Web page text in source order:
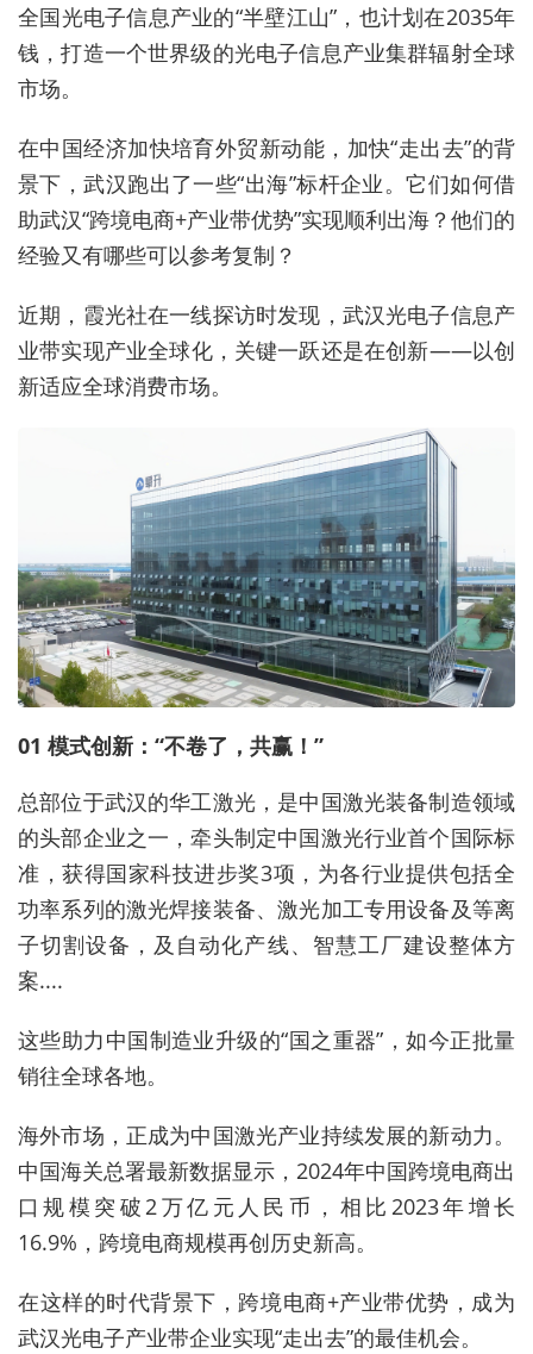
全国光电子信息产业的“半壁江山”，也计划在2035年
钱，打造一个世界级的光电子信息产业集群辐射全球
市场。
在中国经济加快培育外贸新动能，加快“走出去”的背
景下，武汉跑出了一些“出海”标杆企业。它们如何借
助武汉“跨境电商+产业带优势”实现顺利出海？他们的
经验又有哪些可以参考复制？
近期，霞光社在一线探访时发现，武汉光电子信息产
业带实现产业全球化，关键一跃还是在创新——以创
新适应全球消费市场。
01 模式创新：“不卷了，共赢！”
总部位于武汉的华工激光，是中国激光装备制造领域
的头部企业之一，牵头制定中国激光行业首个国际标
准，获得国家科技进步奖3项，为各行业提供包括全
功率系列的激光焊接装备、激光加工专用设备及等离
子切割设备，及自动化产线、智慧工厂建设整体方
案....
这些助力中国制造业升级的“国之重器”，如今正批量
销往全球各地。
海外市场，正成为中国激光产业持续发展的新动力。
中国海关总署最新数据显示，2024年中国跨境电商出
口规模突破2万亿元人民币，相比2023年增长
16.9%，跨境电商规模再创历史新高。
在这样的时代背景下，跨境电商+产业带优势，成为
武汉光电子产业带企业实现“走出去”的最佳机会。